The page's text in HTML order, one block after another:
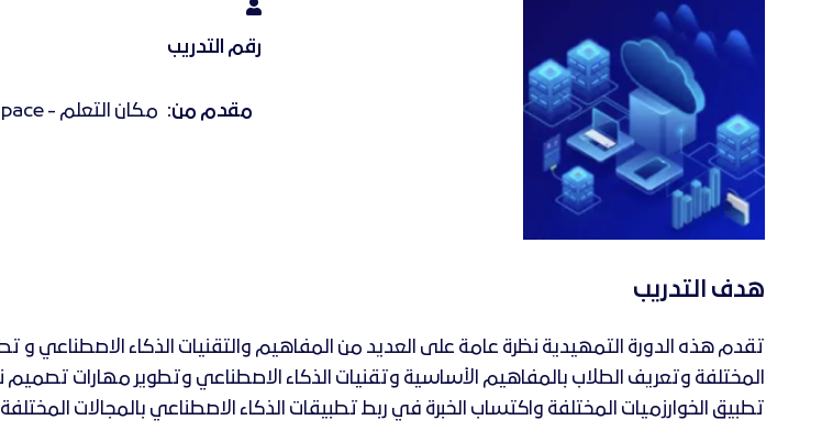
رقم التدريب
مقدم من: مكان التعلم - Learning Space
هدف التدريب
تقدم هذه الدورة التمهيدية نظرة عامة على العديد من المفاهيم والتقنيات الذكاء الاصطناعي و
المختلفة وتعريف الطلاب بالمفاهيم الأساسية وتقنيات الذكاء الاصطناعي وتطوير مهارات تصميم
تطبيق الخوارزميات المختلفة واكتساب الخبرة في ربط تطبيقات الذكاء الاصطناعي بالمجالات